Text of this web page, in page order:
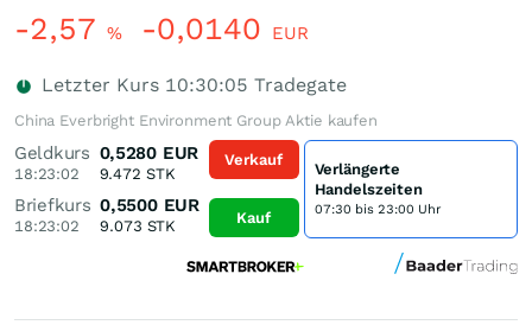
-2,57 % -0,0140 EUR
Letzter Kurs 10:30:05 Tradegate
China Everbright Environment Group Aktie kaufen
Geldkurs
18:23:02
0,5280 EUR
9.472 STK
Briefkurs
18:23:02
0,5500 EUR
9.073 STK
Verkauf
Kauf
Verlängerte
Handelszeiten
07:30 bis 23:00 Uhr